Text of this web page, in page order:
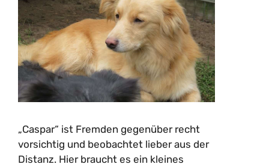
„Caspar“ ist Fremden gegenüber recht
vorsichtig und beobachtet lieber aus der
Distanz. Hier braucht es ein kleines